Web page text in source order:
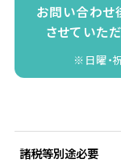
お問い合わせ
させていた
※日曜・
諸税等別途必要